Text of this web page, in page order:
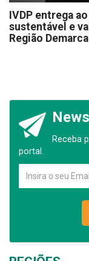
IVDP entrega
sustentável e
Região
Receba
portal.